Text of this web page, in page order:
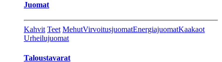
Juomat
Kahvit Teet MehutVirvoitusjuomatEnergiajuomatKaakaot
Urheilujuomat
Taloustavarat